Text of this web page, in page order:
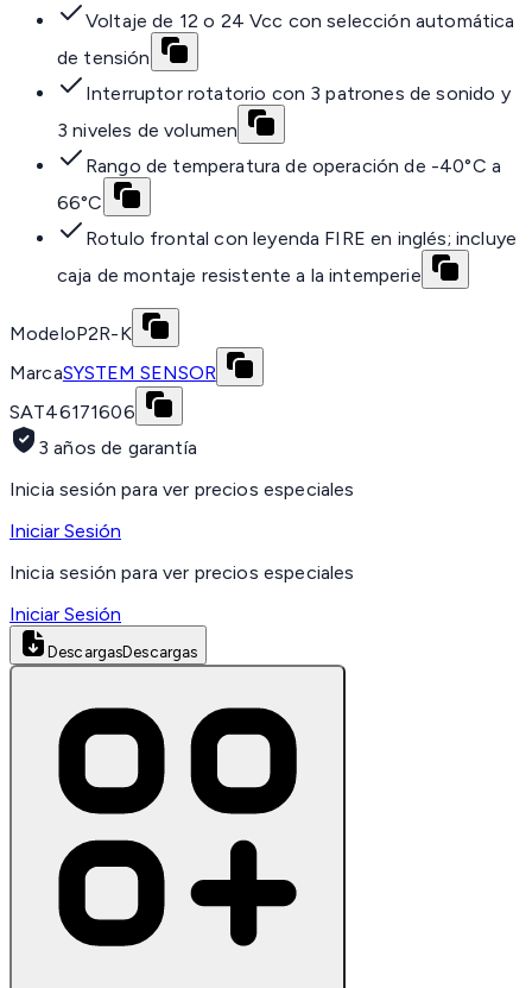
Voltaje de 12 o 24 Vcc con selección automática
de tensión
Interruptor rotatorio con 3 patrones de sonido y
3 niveles de volumen
Rango de temperatura de operación de -40°C a
66°C
Rotulo frontal con leyenda FIRE en inglés; incluye
caja de montaje resistente a la intemperie
ModeloP2R-K
MarcaSYSTEM SENSOR
SAT46171606
3 años de garantía
Inicia sesión para ver precios especiales
Iniciar Sesión
Inicia sesión para ver precios especiales
Iniciar Sesión
DescargasDescargas